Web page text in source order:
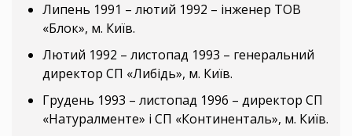
Липень 1991 – лютий 1992 – інженер ТОВ
«Блок», м. Київ.
Лютий 1992 – листопад 1993 – генеральний
директор СП «Либідь», м. Київ.
Грудень 1993 – листопад 1996 – директор СП
«Натуралменте» і СП «Континенталь», м. Київ.